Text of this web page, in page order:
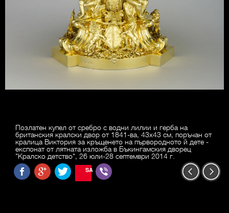
Позлатен купел от сребро с водни лилии и герба на
британския кралски двор от 1841-ва, 43х43 см, поръчан от
кралица Виктория за кръщенето на първородното й дете -
експонат от лятната изложба в Бъкингамския дворец
"Кралско детство", 26 юли-28 септември 2014 г.
SAVE